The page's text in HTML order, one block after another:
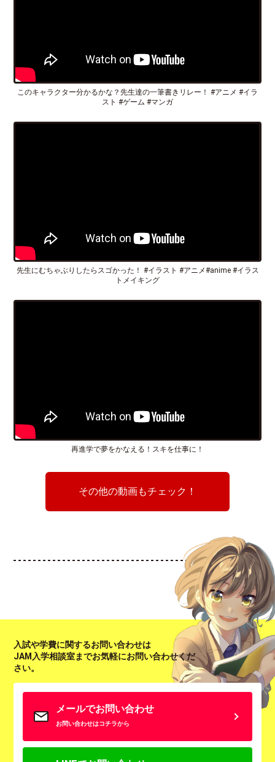
このキャラクター分かるかな？先生達の一筆書きリレー！ #アニメ #イラ
スト #ゲーム #マンガ
先生にむちゃぶりしたらスゴかった！ #イラスト #アニメ#anime #イラス
トメイキング
再進学で夢をかなえる！スキを仕事に！
その他の動画もチェック！
入試や学費に関するお問い合わせは
JAM入学相談室までお気軽にお問い合わせくだ
さい。
メールでお問い合わせ
お問い合わせはコチラから